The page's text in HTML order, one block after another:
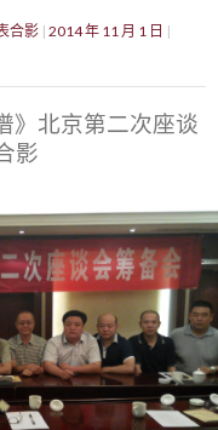
合影 2014 年 11 月 1 日
》北京第二次座谈
影